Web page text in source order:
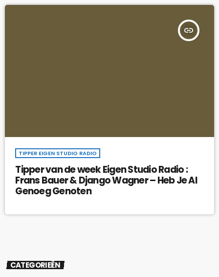
insert_link
TIPPER EIGEN STUDIO RADIO
Tipper van de week Eigen Studio Radio :
Frans Bauer & Django Wagner – Heb Je Al
Genoeg Genoten
CATEGORIEËN